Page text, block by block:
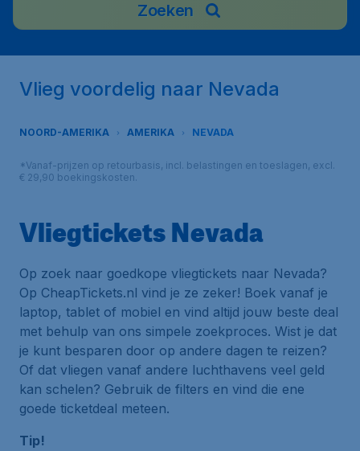
Zoeken
Vlieg voordelig naar Nevada
NOORD-AMERIKA AMERIKA NEVADA
*Vanaf-prijzen op retourbasis, incl. belastingen en toeslagen, excl.
€ 29,90 boekingskosten.
Vliegtickets Nevada
Op zoek naar goedkope vliegtickets naar Nevada?
Op CheapTickets.nl vind je ze zeker! Boek vanaf je
laptop, tablet of mobiel en vind altijd jouw beste deal
met behulp van ons simpele zoekproces. Wist je dat
je kunt besparen door op andere dagen te reizen?
Of dat vliegen vanaf andere luchthavens veel geld
kan schelen? Gebruik de filters en vind die ene
goede ticketdeal meteen.
Tip!